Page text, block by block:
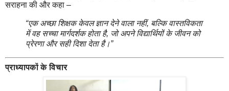
सराहना की और कहा –
“एक अच्छा शिक्षक केवल ज्ञान देने वाला नहीं, बल्कि वास्तविकता
में वह सच्चा मार्गदर्शक होता है, जो अपने विद्यार्थियों के जीवन को
प्रेरणा और सही दिशा देता है।”
प्राध्यापकों के विचार